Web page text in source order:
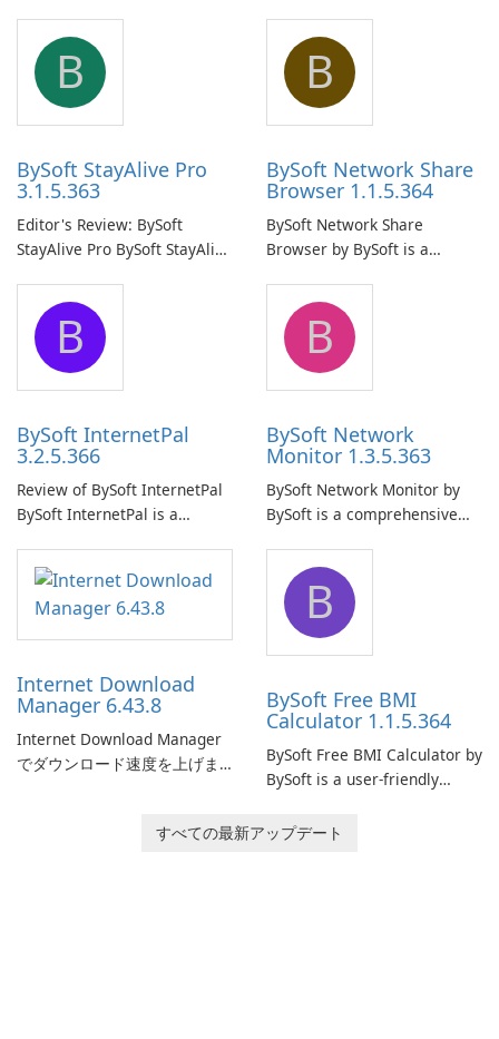
B
BySoft StayAlive Pro
3.1.5.363
Editor's Review: BySoft
StayAlive Pro BySoft StayAlive
application designed to
ensure the continuous and
uninterrupted operation of
your computer system.
B
BySoft Network Share
Browser 1.1.5.364
BySoft Network Share
Browser by BySoft is a
application that allows users
to easily browse and manage
shared folders on their
network.
B
BySoft InternetPal
3.2.5.366
Review of BySoft InternetPal
BySoft InternetPal is a
application designed to
monitor your internet
connection and provide real-
time insights into its
B
BySoft Network
Monitor 1.3.5.363
BySoft Network Monitor by
BySoft is a comprehensive
designed to help businesses
effectively manage their
network infrastructure.
Internet Download
Manager 6.43.8
Internet Download Manager
でダウンロード速度を上げま
B
BySoft Free BMI
Calculator 1.1.5.364
BySoft Free BMI Calculator by
BySoft is a user-friendly
designed to help you
すべての最新アップデート